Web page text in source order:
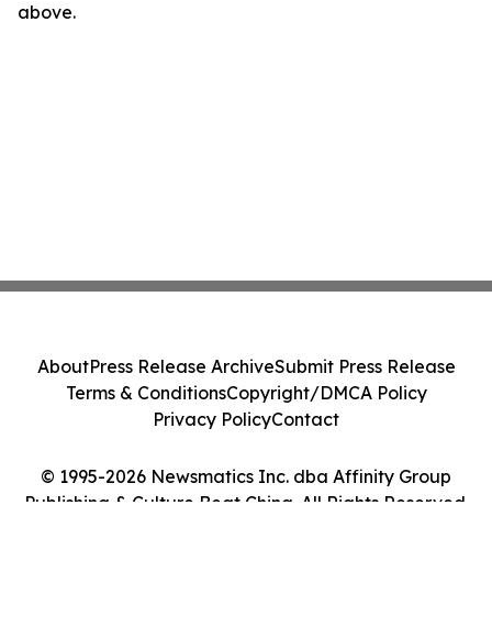
above.
© 1995-2026 Newsmatics Inc. dba Affinity Group
Publishing & Culture Beat China. All Rights Reserved.
AboutPress Release ArchiveSubmit Press Release
Terms & ConditionsCopyright/DMCA Policy
Privacy PolicyContact